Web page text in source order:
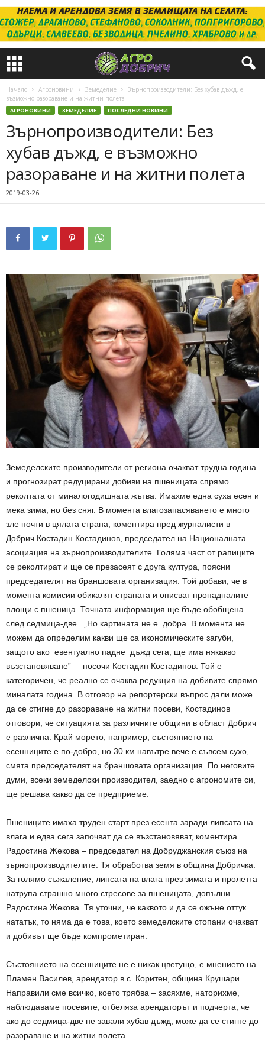
Начало Агроновини Земеделие
Зърнопроизводители: Без хубав дъжд, е
възможно разораване и на житни полета
АГРОНОВИНИ ЗЕМЕДЕЛИЕ ПОСЛЕДНИ НОВИНИ
Зърнопроизводители: Без
хубав дъжд, е възможно
разораване и на житни полета
2019-03-26
Земеделските производители от региона очакват трудна година
и прогнозират редуцирани добиви на пшеницата спрямо
реколтата от миналогодишната жътва. Имахме една суха есен и
мека зима, но без сняг. В момента влагозапасяването е много
зле почти в цялата страна, коментира пред журналисти в
Добрич Костадин Костадинов, председател на Националната
асоциация на зърнопроизводителите. Голяма част от рапиците
се реколтират и ще се презасеят с друга култура, поясни
председателят на браншовата организация. Той добави, че в
момента комисии обикалят страната и описват пропадналите
площи с пшеница. Точната информация ще бъде обобщена
след седмица-две. „Но картината не е добра. В момента не
можем да определим какви ще са икономическите загуби,
защото ако евентуално падне дъжд сега, ще има някакво
възстановяване” – посочи Костадин Костадинов. Той е
категоричен, че реално се очаква редукция на добивите спрямо
миналата година. В отговор на репортерски въпрос дали може
да се стигне до разораване на житни посеви, Костадинов
отговори, че ситуацията за различните общини в област Добрич
е различна. Край морето, например, състоянието на
есенниците е по-добро, но 30 км навътре вече е съвсем сухо,
смята председателят на браншовата организация. По неговите
думи, всеки земеделски производител, заедно с агрономите си,
ще решава какво да се предприеме.
Пшениците имаха труден старт през есента заради липсата на
влага и едва сега започват да се възстановяват, коментира
Радостина Жекова – председател на Добруджанския съюз на
зърнопроизводителите. Тя обработва земя в община Добричка.
За голямо съжаление, липсата на влага през зимата и пролетта
натрупа страшно много стресове за пшеницата, допълни
Радостина Жекова. Тя уточни, че каквото и да се ожъне оттук
нататък, то няма да е това, което земеделските стопани очакват
и добивът ще бъде компрометиран.
Състоянието на есенниците не е никак цветущо, е мнението на
Пламен Василев, арендатор в с. Коритен, община Крушари.
Направили сме всичко, което трябва – засяхме, наторихме,
наблюдаваме посевите, отбеляза арендаторът и подчерта, че
ако до седмица-две не завали хубав дъжд, може да се стигне до
разораване и на житни полета.